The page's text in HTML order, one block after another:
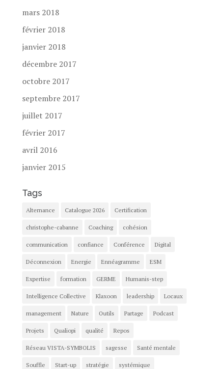
mars 2018
février 2018
janvier 2018
décembre 2017
octobre 2017
septembre 2017
juillet 2017
février 2017
avril 2016
janvier 2015
Tags
Alternance Catalogue 2026 Certification
christophe-cabanne Coaching cohésion
communication confiance Conférence Digital
Déconnexion Energie Ennéagramme ESM
Expertise formation GERME Humanis-step
Intelligence Collective Klaxoon leadership Locaux
management Nature Outils Partage Podcast
Projets Qualiopi qualité Repos
Réseau VISTA-SYMBOLIS sagesse Santé mentale
Souffle Start-up stratégie systémique